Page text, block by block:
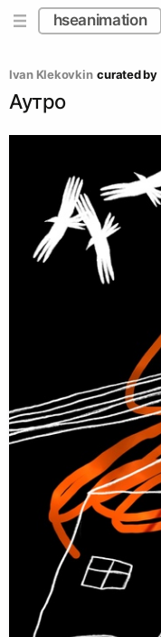
hseanimation
Ivan Klekovkin curated by
Аутро